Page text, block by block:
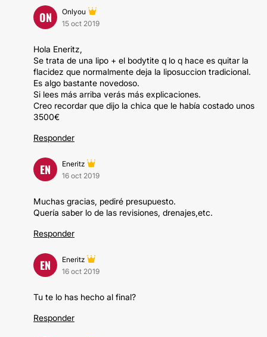
ON
Onlyou
15 oct 2019
Hola Eneritz,
Se trata de una lipo + el bodytite q lo q hace es quitar la
flacidez que normalmente deja la liposuccion tradicional.
Es algo bastante novedoso.
Si lees más arriba verás más explicaciones.
Creo recordar que dijo la chica que le había costado unos
3500€
Responder
EN
Eneritz
16 oct 2019
Muchas gracias, pediré presupuesto.
Quería saber lo de las revisiones, drenajes,etc.
Responder
EN
Eneritz
16 oct 2019
Tu te lo has hecho al final?
Responder